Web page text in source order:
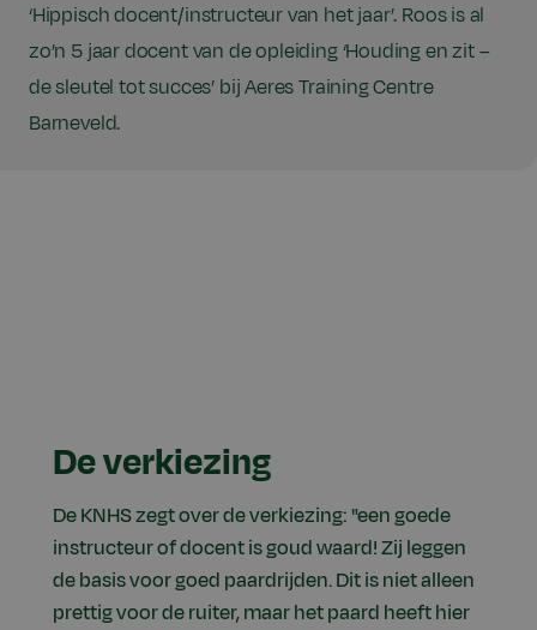
‘Hippisch docent/instructeur van het jaar’. Roos is al
zo’n 5 jaar docent van de opleiding ‘Houding en zit –
de sleutel tot succes’ bij Aeres Training Centre
Barneveld.
De verkiezing
De KNHS zegt over de verkiezing: "een goede
instructeur of docent is goud waard! Zij leggen
de basis voor goed paardrijden. Dit is niet alleen
prettig voor de ruiter, maar het paard heeft hier